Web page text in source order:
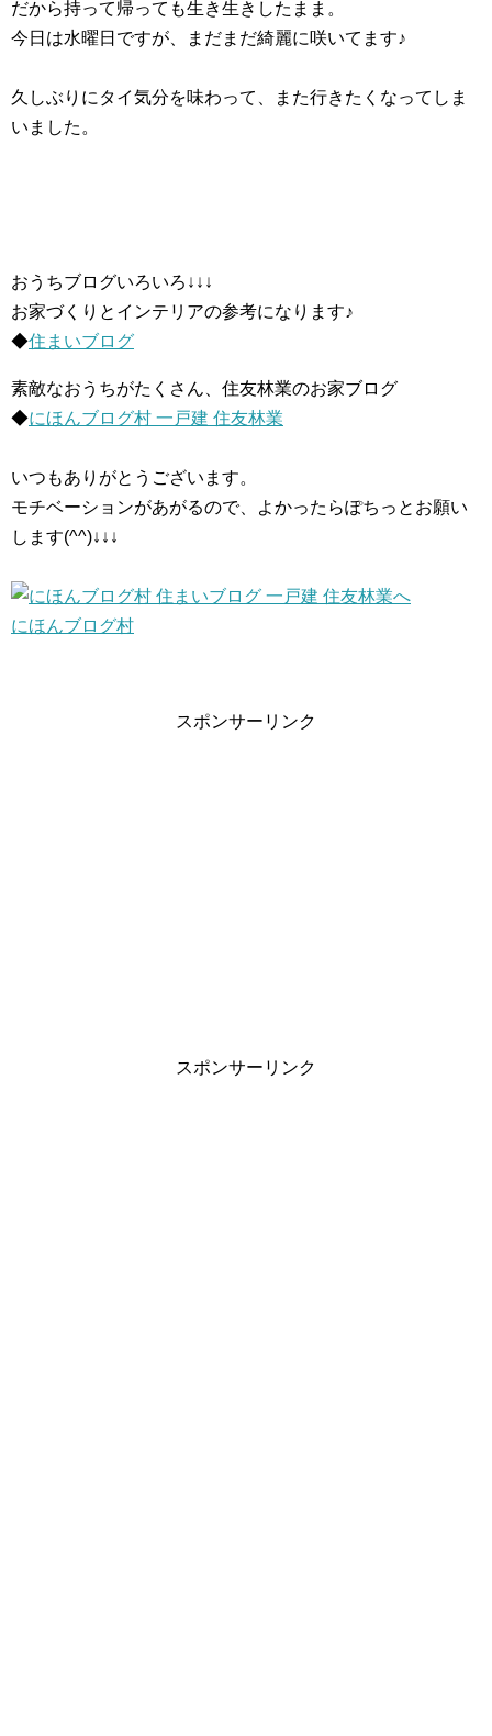
だから持って帰っても生き生きしたまま。
今日は水曜日ですが、まだまだ綺麗に咲いてます♪
久しぶりにタイ気分を味わって、また行きたくなってしま
いました。
おうちブログいろいろ↓↓↓
お家づくりとインテリアの参考になります♪
◆住まいブログ
素敵なおうちがたくさん、住友林業のお家ブログ
◆にほんブログ村 一戸建 住友林業
いつもありがとうございます。
モチベーションがあがるので、よかったらぽちっとお願い
します(^^)↓↓↓
にほんブログ村
スポンサーリンク
スポンサーリンク